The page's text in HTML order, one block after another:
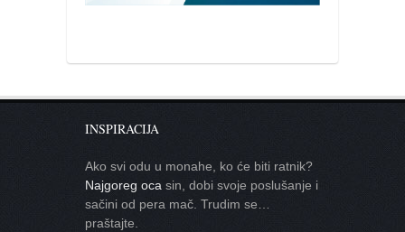
INSPIRACIJA
Ako svi odu u monahe, ko će biti ratnik?
Najgoreg oca sin, dobi svoje poslušanje i
sačini od pera mač. Trudim se…
praštajte.